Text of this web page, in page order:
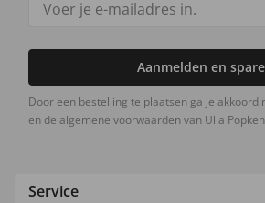
Aanmelden en
Door een bestelling te plaatsen ga je akkoord
en de algemene voorwaarden van Ulla
Service